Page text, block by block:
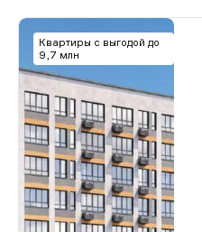
Квартиры с выгодой до
9,7 млн